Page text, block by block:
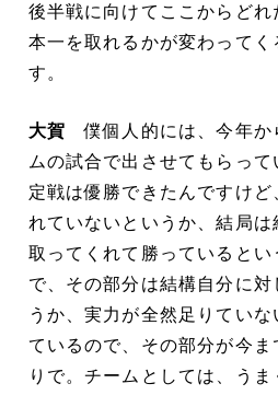
後半戦に向けてここからど
本一を取れるかが変わってく
す。
大賀 僕個人的には、今年か
ムの試合で出させてもらっ
定戦は優勝できたんですけ
れていないというか、結局
取ってくれて勝っていると
で、その部分は結構自分に
うか、実力が全然足りてい
ているので、その部分が今
りで。チームとしては、う